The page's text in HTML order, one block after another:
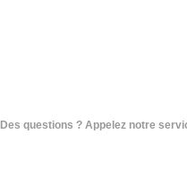
Des questions ? Appelez notre